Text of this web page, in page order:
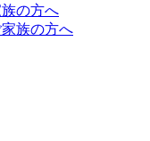
の方へ
族の方へ